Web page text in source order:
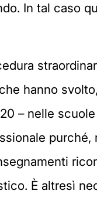
In tal caso
hanno
– nelle
È altresì